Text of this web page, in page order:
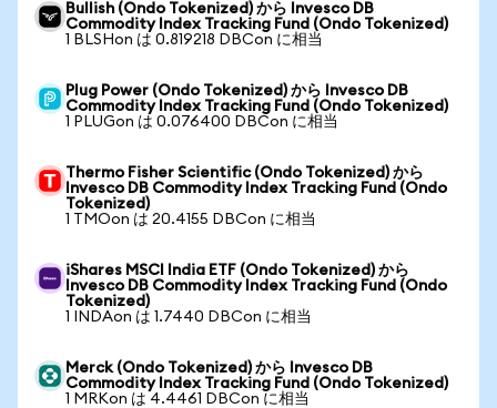
Bullish (Ondo Tokenized) から Invesco DB
Commodity Index Tracking Fund (Ondo Tokenized)
1 BLSHon は 0.819218 DBCon に相当
Plug Power (Ondo Tokenized) から Invesco DB
Commodity Index Tracking Fund (Ondo Tokenized)
1 PLUGon は 0.076400 DBCon に相当
Thermo Fisher Scientific (Ondo Tokenized) から
Invesco DB Commodity Index Tracking Fund (Ondo
Tokenized)
1 TMOon は 20.4155 DBCon に相当
iShares MSCI India ETF (Ondo Tokenized) から
Invesco DB Commodity Index Tracking Fund (Ondo
Tokenized)
1 INDAon は 1.7440 DBCon に相当
Merck (Ondo Tokenized) から Invesco DB
Commodity Index Tracking Fund (Ondo Tokenized)
1 MRKon は 4.4461 DBCon に相当